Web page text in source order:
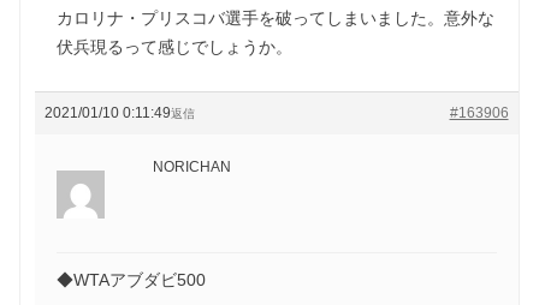
カロリナ・プリスコバ選手を破ってしまいました。意外な
伏兵現るって感じでしょうか。
2021/01/10 0:11:49 #163906
返信
NORICHAN
◆WTAアブダビ500